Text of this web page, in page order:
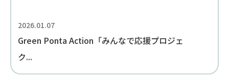
2026.01.07
Green Ponta Action「みんなで応援プロジェ
ク...